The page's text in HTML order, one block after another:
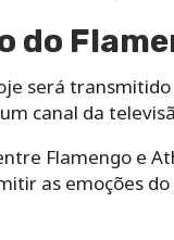
do
será
canal da
Flamengo e
as emoções